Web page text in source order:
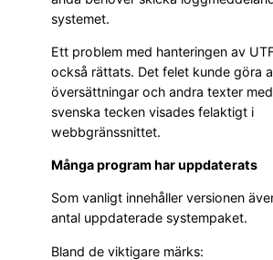
systemet.
Ett problem med hanteringen av
också rättats. Det felet kunde göra
översättningar och andra texter
svenska tecken visades felaktigt i
webbgränssnittet.
Många program har uppdaterats
Som vanligt innehåller versionen
antal uppdaterade systempaket.
Bland de viktigare märks: